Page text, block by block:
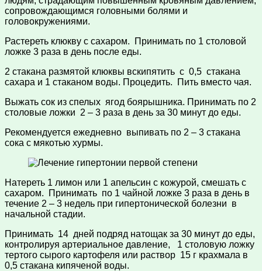
сопровождающимся головными болями и
головокружениями.
Растереть клюкву с сахаром. Принимать по 1 столовой
ложке 3 раза в день после еды.
2 стакана размятой клюквы вскипятить с 0,5 стакана
сахара и 1 стаканом воды. Процедить. Пить вместо чая.
Выжать сок из спелых ягод боярышника. Принимать по 2
столовые ложки 2 – 3 раза в день за 30 минут до еды.
Рекомендуется ежедневно выпивать по 2 – 3 стакана
сока с мякотью хурмы.
Натереть 1 лимон или 1 апельсин с кожурой, смешать с
сахаром. Принимать по 1 чайной ложке 3 раза в день в
течение 2 – 3 недель при гипертонической болезни в
начальной стадии.
Принимать 14 дней подряд натощак за 30 минут до еды,
контролируя артериальное давление, 1 столовую ложку
тертого сырого картофеля или раствор 15 г крахмала в
0,5 стакана кипяченой воды.